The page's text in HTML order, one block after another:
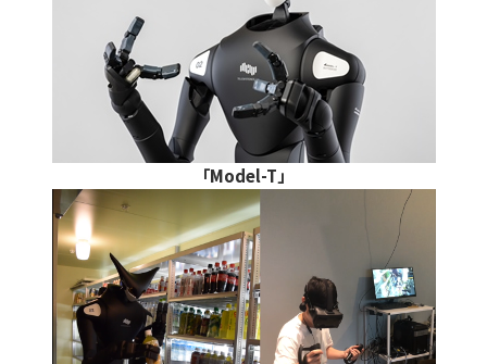
「Model-T」